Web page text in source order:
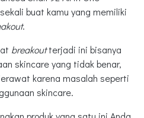
buat kamu yang memiliki
.
breakoutterjadi ini bisanya
skincare yang tidak benar,
karena masalah seperti
skincare.